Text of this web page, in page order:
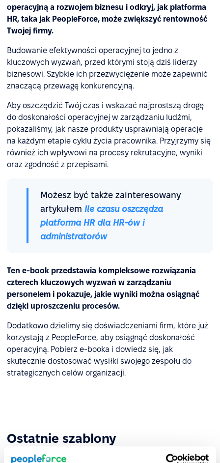
operacyjną a rozwojem biznesu i odkryj, jak platforma
HR, taka jak PeopleForce, może zwiększyć rentowność
Twojej firmy.
Budowanie efektywności operacyjnej to jedno z
kluczowych wyzwań, przed którymi stoją dziś liderzy
biznesowi. Szybkie ich przezwyciężenie może zapewnić
znaczącą przewagę konkurencyjną.
Aby oszczędzić Twój czas i wskazać najprostszą drogę
do doskonałości operacyjnej w zarządzaniu ludźmi,
pokazaliśmy, jak nasze produkty usprawniają operacje
na każdym etapie cyklu życia pracownika. Przyjrzymy się
również ich wpływowi na procesy rekrutacyjne, wyniki
oraz zgodność z przepisami.
Możesz być także zainteresowany
artykułem Ile czasu oszczędza
platforma HR dla HR-ów i
administratorów
Ten e-book przedstawia kompleksowe rozwiązania
czterech kluczowych wyzwań w zarządzaniu
personelem i pokazuje, jakie wyniki można osiągnąć
dzięki uproszczeniu procesów.
Dodatkowo dzielimy się doświadczeniami firm, które już
korzystają z PeopleForce, aby osiągnąć doskonałość
operacyjną. Pobierz e-booka i dowiedz się, jak
skutecznie dostosować wysiłki swojego zespołu do
strategicznych celów organizacji.
Ostatnie szablony